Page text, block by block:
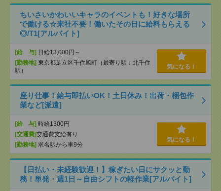
ちいさいかわいいキャラのイベントも！好きな場所
で働ける☆来社不要！働いたその日に給料もらえる
◎/T1[アルバイト]
[給 与] 日給13,000円～
[勤務地] 東京都足立区千住旭町（最寄り駅：北千住
駅）
気になる！
座り仕事！給与即払いOK！土日休み！出荷・梱包作
業など[派遣]
[給 与] 時給1300円
[交通費]交通費支給有り
[勤務地] 求名駅から車9分
気になる！
【日払い・未経験歓迎！】稼ぎたい日にサクッと勤
務！単発・週1日～自由シフトの軽作業[アルバイト]